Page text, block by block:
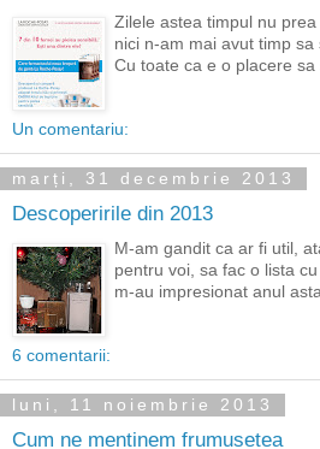
Zilele astea timpul nu
nici n-am mai avut timp sa
Cu toate ca e o placere sa
Un comentariu:
marți, 31 decembrie 2013
Descoperirile din 2013
M-am gandit ca ar fi util,
pentru voi, sa fac o lista
m-au impresionat anul
6 comentarii:
luni, 11 noiembrie 2013
Cum ne mentinem frumusetea